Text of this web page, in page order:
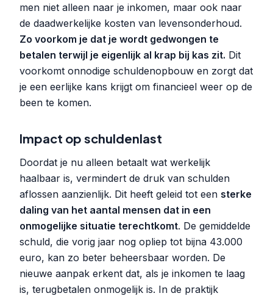
men niet alleen naar je inkomen, maar ook naar
de daadwerkelijke kosten van levensonderhoud.
Zo voorkom je dat je wordt gedwongen te
betalen terwijl je eigenlijk al krap bij kas zit. Dit
voorkomt onnodige schuldenopbouw en zorgt dat
je een eerlijke kans krijgt om financieel weer op de
been te komen.
Impact op schuldenlast
Doordat je nu alleen betaalt wat werkelijk
haalbaar is, vermindert de druk van schulden
aflossen aanzienlijk. Dit heeft geleid tot een sterke
daling van het aantal mensen dat in een
onmogelijke situatie terechtkomt. De gemiddelde
schuld, die vorig jaar nog opliep tot bijna 43.000
euro, kan zo beter beheersbaar worden. De
nieuwe aanpak erkent dat, als je inkomen te laag
is, terugbetalen onmogelijk is. In de praktijk